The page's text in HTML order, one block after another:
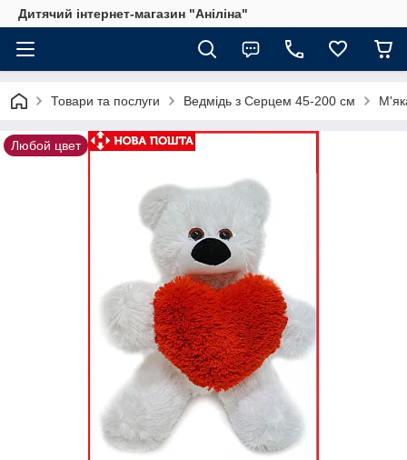
Дитячий інтернет-магазин "Аніліна"
Товари та послуги Ведмідь з Серцем 45-200 см
Любой цвет